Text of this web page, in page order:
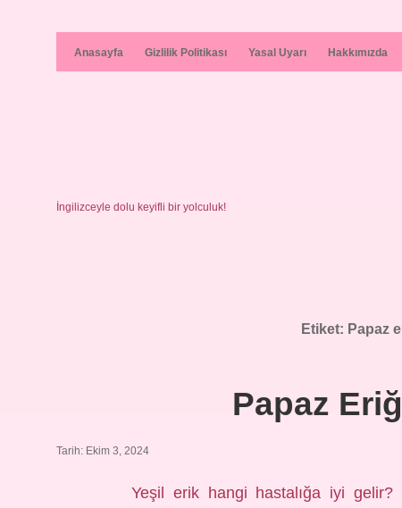
Anasayfa Gizlilik Politikası Yasal Uyarı Hakkımızda
İngilizceyle dolu keyifli bir yolculuk!
Etiket: Papaz
Papaz
Tarih: Ekim 3, 2024
Yeşil erik hangi hastalığa iyi gelir?